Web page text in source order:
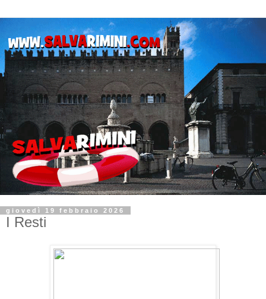
giovedì 19 febbraio 2026
I Resti